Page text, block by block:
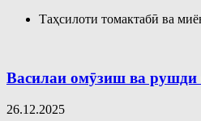
Таҳсилоти томактабӣ ва
Василаи омӯзиш ва рушди
26.12.2025